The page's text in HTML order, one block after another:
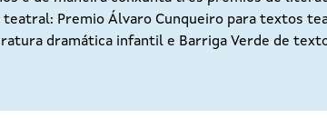
Premio Álvaro Cunqueiro para textos
dramática infantil e Barriga Verde de